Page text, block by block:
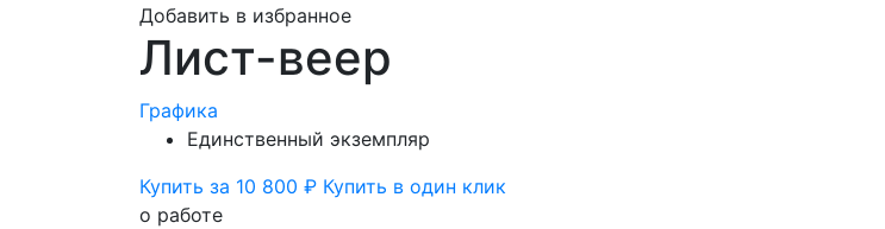
Добавить в избранное
Лист-веер
Графика
Единственный экземпляр
Купить за 10 800 ₽ Купить в один клик
о работе